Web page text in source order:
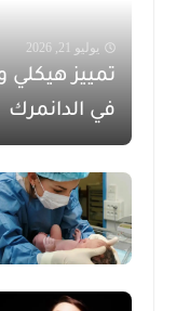
يوليو 21, 2026
تمييز هيكلي
في الدانمرك